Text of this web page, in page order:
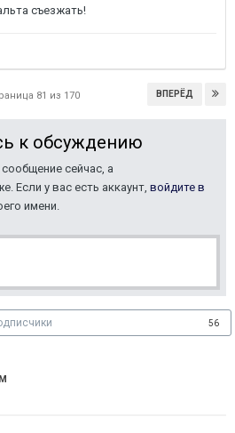
съезжать!
ВПЕРЁД
81 из 170
к обсуждению
сейчас, а
Если у вас есть аккаунт, войдите в
имени.
56